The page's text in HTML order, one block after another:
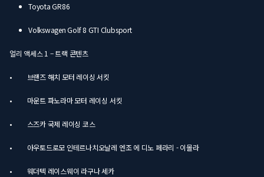
Toyota GR86
Volkswagen Golf 8 GTI Clubsport
얼리 액세스 1 – 트랙 콘텐츠
• 브랜즈 해치 모터 레이싱 서킷
• 마운트 파노라마 모터 레이싱 서킷
• 스즈카 국제 레이싱 코스
• 아우토드로모 인테르나치오날레 엔조 에 디노 페라리 - 이몰라
• 웨더텍 레이스웨이 라구나 세카